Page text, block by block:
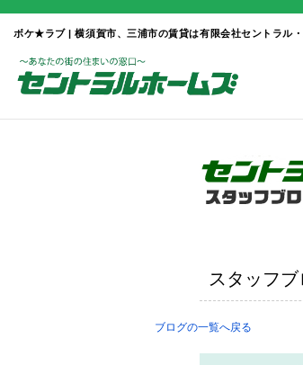
ボケ★ラブ | 横須賀市、三浦市の賃貸は有限会社セントラル
スタッフ
ブログの一覧へ戻る